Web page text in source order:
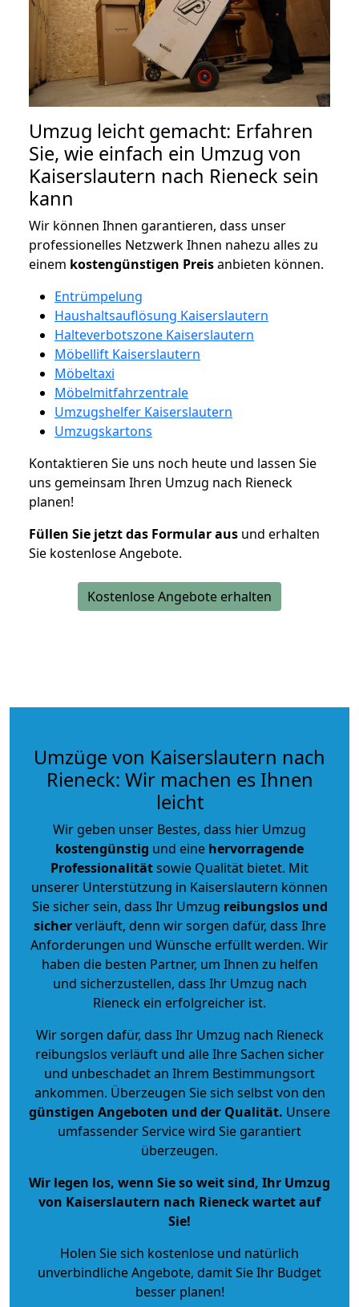
Umzug leicht gemacht: Erfahren
Sie, wie einfach ein Umzug von
Kaiserslautern nach Rieneck sein
kann
Wir können Ihnen garantieren, dass unser
professionelles Netzwerk Ihnen nahezu alles zu
einem kostengünstigen Preisanbieten können.
Entrümpelung
Haushaltsauflösung Kaiserslautern
Halteverbotszone Kaiserslautern
Möbellift Kaiserslautern
Möbeltaxi
Möbelmitfahrzentrale
Umzugshelfer Kaiserslautern
Umzugskartons
Kontaktieren Sie uns noch heute und lassen Sie
uns gemeinsam Ihren Umzug nach Rieneck
planen!
Füllen Sie jetzt das Formular aus und erhalten
Sie kostenlose Angebote.
Kostenlose Angebote erhalten
Umzüge von Kaiserslautern nach
Rieneck: Wir machen es Ihnen
leicht
Wir geben unser Bestes, dass hier Umzug
kostengünstig und eine hervorragende
Professionalitätsowie Qualität bietet. Mit
unserer Unterstützung in Kaiserslautern können
Sie sicher sein, dass Ihr Umzug reibungslos und
sicherverläuft, denn wir sorgen dafür, dass Ihre
Anforderungen und Wünsche erfüllt werden. Wir
haben die besten Partner, um Ihnen zu helfen
und sicherzustellen, dass Ihr Umzug nach
Rieneck ein erfolgreicher ist.
Wir sorgen dafür, dass Ihr Umzug nach Rieneck
reibungslos verläuft und alle Ihre Sachen sicher
und unbeschadet an Ihrem Bestimmungsort
ankommen. Überzeugen Sie sich selbst von den
günstigen Angeboten und der Qualität. Unsere
umfassender Service wird Sie garantiert
überzeugen.
Wir legen los, wenn Sie so weit sind, Ihr Umzug
von Kaiserslautern nach Rieneck wartet auf
Sie!
Holen Sie sich kostenlose und natürlich
unverbindliche Angebote, damit Sie Ihr Budget
besser planen!